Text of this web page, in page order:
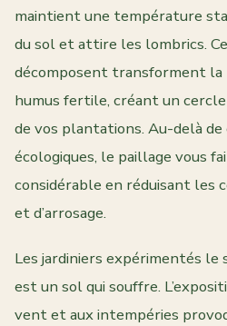
maintient une température
du sol et attire les lombrics.
décomposent transforment la
humus fertile, créant un
de vos plantations. Au-delà de
écologiques, le paillage vous
considérable en réduisant les
et d’arrosage.
Les jardiniers expérimentés le
est un sol qui souffre.
vent et aux intempéries